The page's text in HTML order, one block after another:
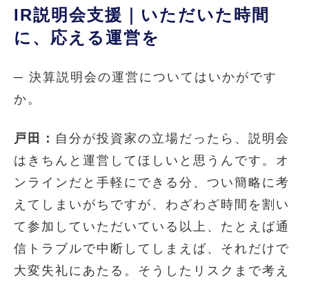
IR説明会支援｜いただいた時間
に、応える運営を
─ 決算説明会の運営についてはいかがです
か。
戸田： 自分が投資家の立場だったら、説明会
はきちんと運営してほしいと思うんです。オ
ンラインだと手軽にできる分、つい簡略に考
えてしまいがちですが、わざわざ時間を割い
て参加していただいている以上、たとえば通
信トラブルで中断してしまえば、それだけで
大変失礼にあたる。そうしたリスクまで考え